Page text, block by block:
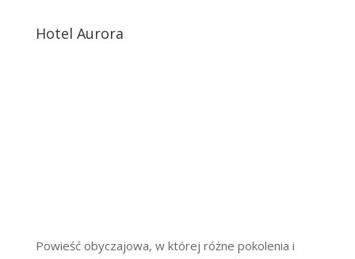
Hotel Aurora
Powieść obyczajowa, w której różne pokolenia i